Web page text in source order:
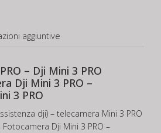
aggiuntive
– Dji Mini 3 PRO
Dji Mini 3 PRO –
3 PRO
dji) – telecamera Mini 3 PRO
Dji Mini 3 PRO –